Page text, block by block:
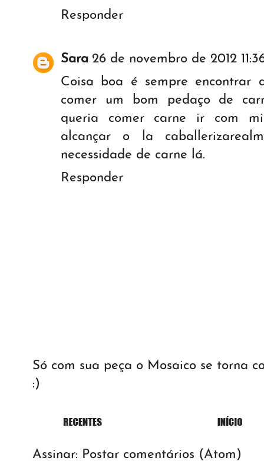
Responder
Sara 26 de novembro de 2012
Coisa boa é sempre encontrar
comer um bom pedaço de
queria comer carne ir com
alcançar o la
necessidade de carne lá.
Responder
Só com sua peça o Mosaico se torna
:)
Assinar: Postar comentários (Atom)